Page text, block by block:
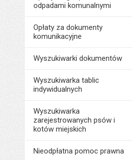
odpadami komunalnymi
Opłaty za dokumenty
komunikacyjne
Wyszukiwarki dokumentów
Wyszukiwarka tablic
indywidualnych
Wyszukiwarka
zarejestrowanych psów i
kotów miejskich
Nieodpłatna pomoc prawna